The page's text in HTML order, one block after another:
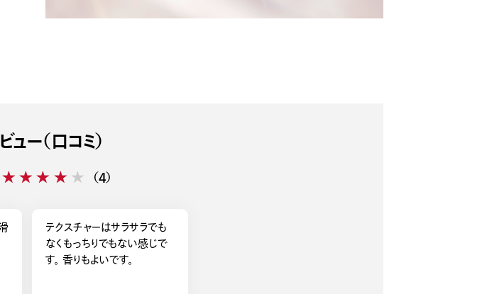
ー（口コミ）
★★★★★
★★★★★ （4）
テクスチャーはサラサラでも
なくもっちりでもない感じで
す。 香りもよいです。